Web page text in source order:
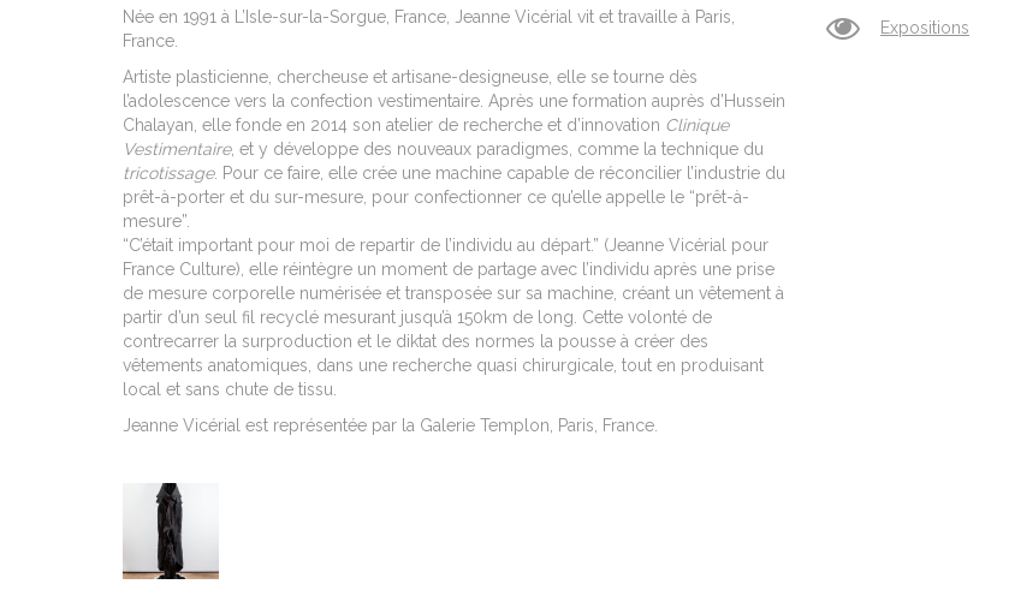
Née en 1991 à L’Isle-sur-la-Sorgue, France, Jeanne Vicérial vit et travaille à Paris,
France.
Artiste plasticienne, chercheuse et artisane-designeuse, elle se tourne dès
l’adolescence vers la confection vestimentaire. Après une formation auprès d’Hussein
Chalayan, elle fonde en 2014 son atelier de recherche et d’innovation Clinique
Vestimentaire, et y développe des nouveaux paradigmes, comme la technique du
tricotissage. Pour ce faire, elle crée une machine capable de réconcilier l’industrie du
prêt-à-porter et du sur-mesure, pour confectionner ce qu’elle appelle le “prêt-à-
mesure”.
“C’était important pour moi de repartir de l’individu au départ.” (Jeanne Vicérial pour
France Culture), elle réintègre un moment de partage avec l’individu après une prise
de mesure corporelle numérisée et transposée sur sa machine, créant un vêtement à
partir d’un seul fil recyclé mesurant jusqu’à 150km de long. Cette volonté de
contrecarrer la surproduction et le diktat des normes la pousse à créer des
vêtements anatomiques, dans une recherche quasi chirurgicale, tout en produisant
local et sans chute de tissu.
Jeanne Vicérial est représentée par la Galerie Templon, Paris, France.
Expositions